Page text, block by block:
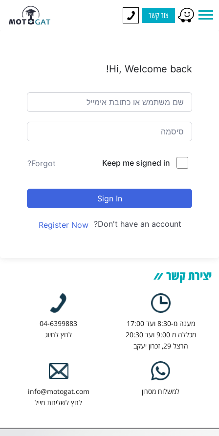
צור קשר
Hi, Welcome back!
Keep me signed in
Forgot?
Sign In
Don't have an account?
Register Now
יצירת קשר
מענה מ-8:30 ועד 17:00
מכללה מ 9:00 ועד 20:30
הרצל 29, זכרון יעקב
04-6399883
לחץ לחיוג
למשלוח מסרון
info@motogat.com
לחץ לשליחת מייל